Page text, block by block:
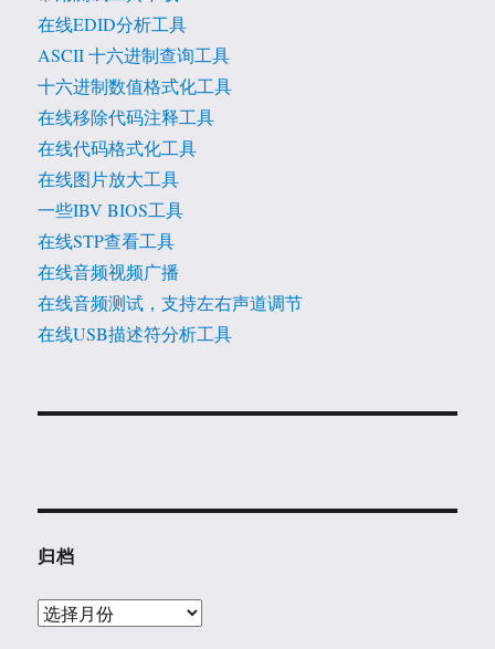
在线EDID分析工具
ASCII 十六进制查询工具
十六进制数值格式化工具
在线移除代码注释工具
在线代码格式化工具
在线图片放大工具
一些IBV BIOS工具
在线STP查看工具
在线音频视频广播
在线音频测试，支持左右声道调节
在线USB描述符分析工具
归档
归